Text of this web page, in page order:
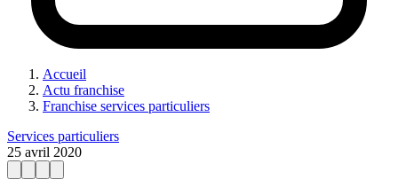
Accueil
Actu franchise
Franchise services particuliers
Services particuliers
25 avril 2020